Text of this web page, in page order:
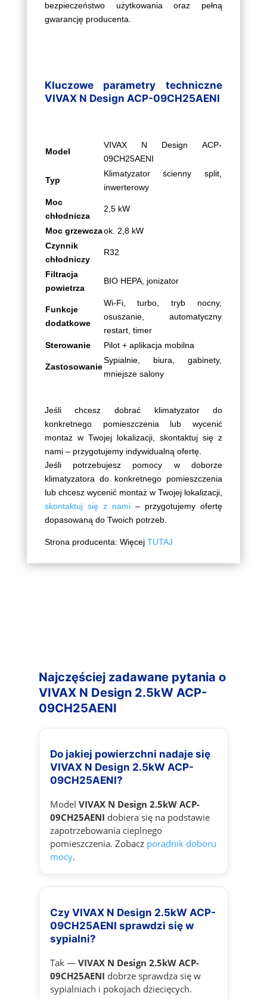
bezpieczeństwo użytkowania oraz pełną
gwarancję producenta.
Kluczowe parametry techniczne
VIVAX N Design ACP-09CH25AENI
Model
VIVAX N Design ACP-
09CH25AENI
Typ
Klimatyzator ścienny split,
inwerterowy
Moc
chłodnicza
2,5 kW
Moc grzewczaok. 2,8 kW
Czynnik
chłodniczy
R32
Filtracja
powietrza
BIO HEPA, jonizator
Funkcje
dodatkowe
Wi-Fi, turbo, tryb nocny,
osuszanie, automatyczny
restart, timer
Sterowanie
Pilot + aplikacja mobilna
Zastosowanie
Sypialnie, biura, gabinety,
mniejsze salony
Jeśli chcesz dobrać klimatyzator do
konkretnego pomieszczenia lub wycenić
montaż w Twojej lokalizacji, skontaktuj się z
nami – przygotujemy indywidualną ofertę.
Jeśli potrzebujesz pomocy w doborze
klimatyzatora do konkretnego pomieszczenia
lub chcesz wycenić montaż w Twojej lokalizacji,
skontaktuj się z nami – przygotujemy ofertę
dopasowaną do Twoich potrzeb.
Strona producenta: Więcej TUTAJ
Najczęściej zadawane pytania o
VIVAX N Design 2.5kW ACP-
09CH25AENI
Do jakiej powierzchni nadaje się
VIVAX N Design 2.5kW ACP-
09CH25AENI?
Model VIVAX N Design 2.5kW ACP-
09CH25AENI dobiera się na podstawie
zapotrzebowania cieplnego
pomieszczenia. Zobacz poradnik doboru
mocy.
Czy VIVAX N Design 2.5kW ACP-
09CH25AENI sprawdzi się w
sypialni?
Tak — VIVAX N Design 2.5kW ACP-
09CH25AENI dobrze sprawdza się w
sypialniach i pokojach dziecięcych.